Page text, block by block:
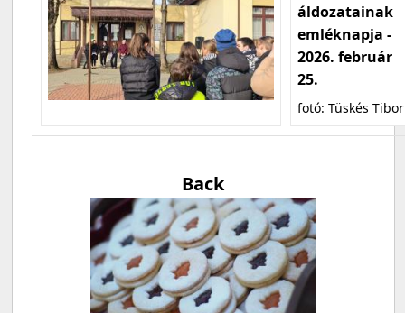
áldozatainak
emléknapja -
2026. február
25.
fotó: Tüskés Tibor
Back